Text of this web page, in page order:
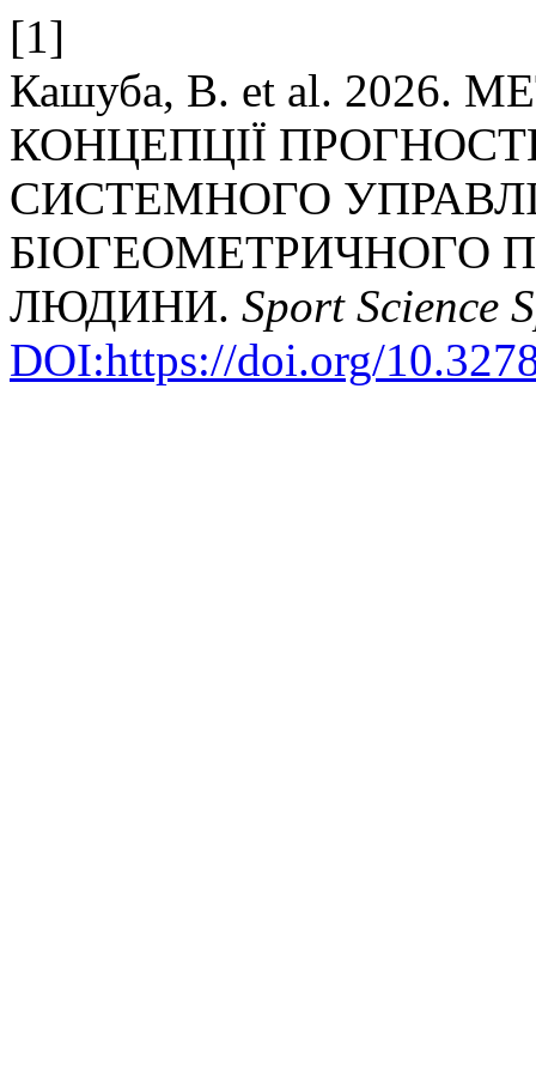
[1]
Кашуба, В. et al. 2026.
КОНЦЕПЦІЇ
СИСТЕМНОГО
БІОГЕОМЕТРИЧНОГО
ЛЮДИНИ. Sport Science
DOI:https://doi.org/